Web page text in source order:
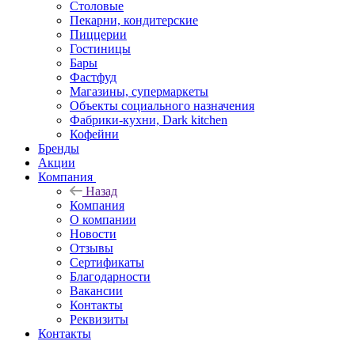
Столовые
Пекарни, кондитерские
Пиццерии
Гостиницы
Бары
Фастфуд
Магазины, супермаркеты
Объекты социального назначения
Фабрики-кухни, Dark kitchen
Кофейни
Бренды
Акции
Компания
Назад
Компания
О компании
Новости
Отзывы
Сертификаты
Благодарности
Вакансии
Контакты
Реквизиты
Контакты